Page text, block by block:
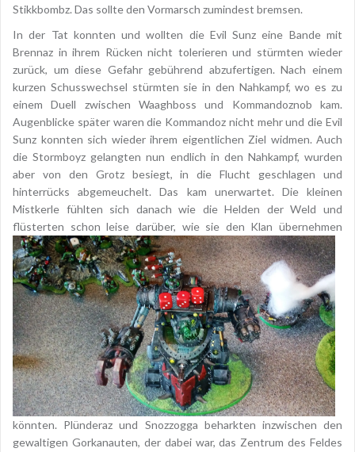
Stikkbombz. Das sollte den Vormarsch zumindest bremsen.
In der Tat konnten und wollten die Evil Sunz eine Bande mit
Brennaz in ihrem Rücken nicht tolerieren und stürmten wieder
zurück, um diese Gefahr gebührend abzufertigen. Nach einem
kurzen Schusswechsel stürmten sie in den Nahkampf, wo es zu
einem Duell zwischen Waaghboss und Kommandoznob kam.
Augenblicke später waren die Kommandoz nicht mehr und die Evil
Sunz konnten sich wieder ihrem eigentlichen Ziel widmen. Auch
die Stormboyz gelangten nun endlich in den Nahkampf, wurden
aber von den Grotz besiegt, in die Flucht geschlagen und
hinterrücks abgemeuchelt. Das kam unerwartet. Die kleinen
Mistkerle fühlten sich danach wie die Helden der Weld und
flüsterten schon leise darüber, wie sie den Klan übernehmen
könnten. Plünderaz und Snozzogga beharkten inzwischen den
gewaltigen Gorkanauten, der dabei war, das Zentrum des Feldes